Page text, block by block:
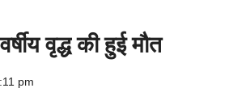
वृद्ध की हुई मौत
pm